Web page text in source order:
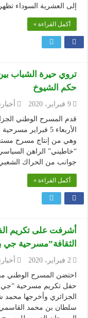
إلى العشرية السوداء
أكمل القراءة »
تروي حيرة الشباب
حكم الشيوخ
9 فبراير، 2020
قدم المسرح الوطني
الأربعاء 5 فبراير
وهي من إنتاج مسرح
“خاطيني” الراهن
جوانب من الحراك
أكمل القراءة »
أشرفت على تكريم
الثقافة”مسرحية جي
2 فبراير، 2020
حفل تكريم مسرحية “جي
الجزائري وأخرجها محمد